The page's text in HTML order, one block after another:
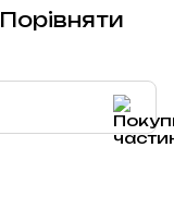
Порівняти